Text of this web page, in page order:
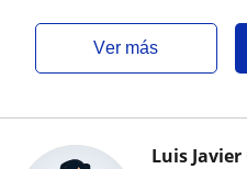
ver más
Luis